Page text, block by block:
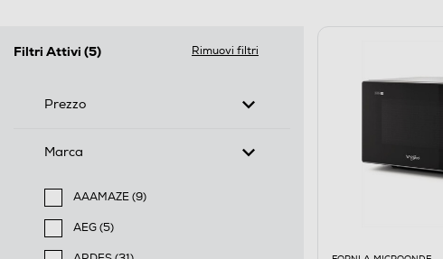
Filtri Attivi (5) Rimuovi filtri
Prezzo
Marca
AAAMAZE (9)
Filtra per Marca: AAAMAZE
AEG (5)
Filtra per Marca: AEG